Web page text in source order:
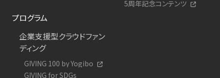
5周年記念コンテンツ
プログラム
企業支援型クラウドファン
ディング
GIVING 100 by Yogibo
GIVING for SDGs